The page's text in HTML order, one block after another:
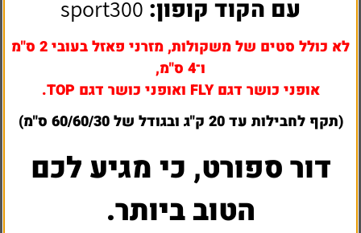
950
₪
ספסל שוודי מעץ איכותי 3.30 מטר
899
₪
עם הקוד קופון: sport300
לא כולל סטים של משקולות, מזרני פאזל בעובי 2 ס"מ
ו־4 ס"מ,
אופני כושר דגם FLY ואופני כושר דגם TOP.
(תקף לחבילות עד 20 ק"ג ובגודל של 60/60/30 ס"מ)
דור ספורט, כי מגיע לכם
הטוב ביותר.